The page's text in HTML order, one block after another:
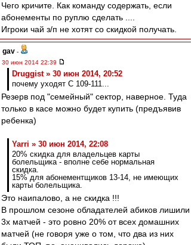
Чего кричите. Как команду содержать, если
абонементы по руплю сделать ....
Игроки чай з/п не хотят со скидкой получать.
gav -
30 июн 2014 22:39
Druggist » 30 июн 2014, 20:52
почему уходят С 109-111...
Резерв под "семейный" сектор, наверное. Туда
только в касе можно будет купить (предъявив
ребенка)
Yarri » 30 июн 2014, 22:08
20% скидка для владельцев карты
болельщика - вполне себе нормальная
скидка.
15% для абонементщиков 13-14, не имеющих
карты болельщика.
Это наипалово, а не скидка !!!
В прошлом сезоне обладателей абиков лишили
3х матчей - это ровно 20% от всех домашних
матчей (не говоря уже о том, что два из них